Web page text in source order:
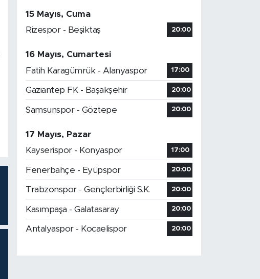
15 Mayıs, Cuma
Rizespor - Beşiktaş
20:00
16 Mayıs, Cumartesi
Fatih Karagümrük - Alanyaspor
17:00
Gaziantep FK - Başakşehir 20:00
Samsunspor - Göztepe 20:00
17 Mayıs, Pazar
Kayserispor - Konyaspor
17:00
Fenerbahçe - Eyüpspor 20:00
Trabzonspor - Gençlerbirliği S.K. 20:00
Kasımpaşa - Galatasaray 20:00
Antalyaspor - Kocaelispor 20:00